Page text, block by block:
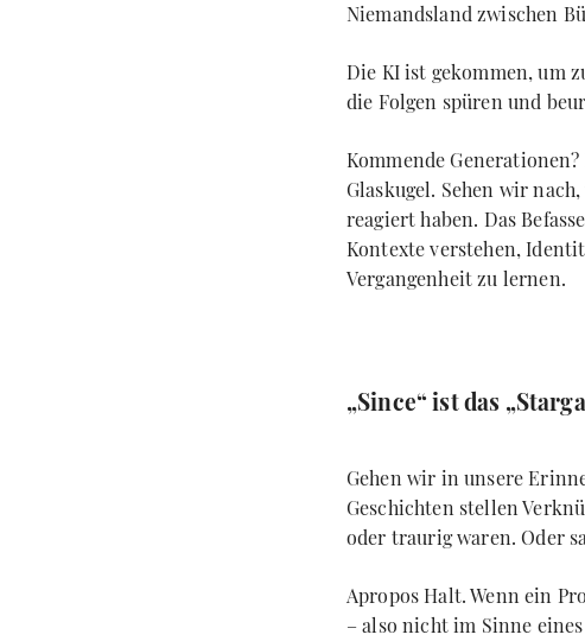
Niemandsland zwischen
Die KI ist gekommen, um
die Folgen spüren und
Kommende
Glaskugel. Sehen wir
reagiert haben. Das
Kontexte verstehen,
Vergangenheit zu lernen.
„Since“ ist das
Gehen wir in unsere
Geschichten stellen
oder traurig waren. Oder
Apropos Halt. Wenn ein
– also nicht im Sinne